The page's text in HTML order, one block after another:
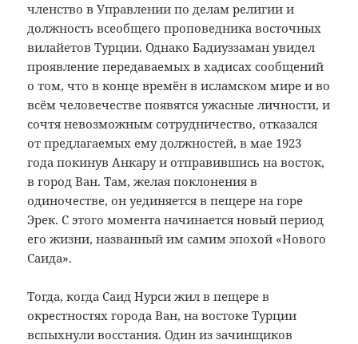
членство в Управлении по делам религии и
должность всеобщего проповедника восточных
вилайетов Турции. Однако Бадиуззаман увидел
проявление передаваемых в хадисах сообщений
о том, что в конце времён в исламском мире и во
всём человечестве появятся ужасные личности, и
сочтя невозможным сотрудничество, отказался
от предлагаемых ему должностей, в мае 1923
года покинув Анкару и отправившись на восток,
в город Ван. Там, желая поклонения в
одиночестве, он уединяется в пещере на горе
Эрек. С этого момента начинается новый период
его жизни, названный им самим эпохой «Нового
Саида».
Тогда, когда Саид Нурси жил в пещере в
окрестностях города Ван, на востоке Турции
вспыхнули восстания. Один из зачинщиков